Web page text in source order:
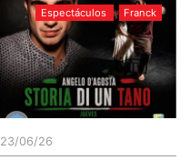
Espectáculos Franck
23/06/26